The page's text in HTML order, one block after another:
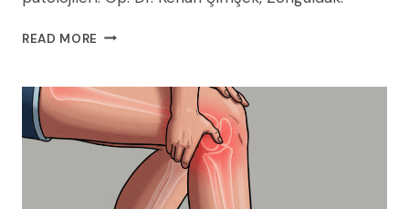
READ MORE KASIKTAN
AĞRISININ
ARDINDAKI
SIR